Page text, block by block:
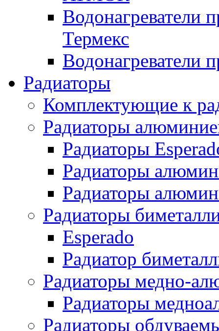
Водонагреватели
Термекс
Водонагреватели
Радиаторы
Комплектующие к
Радиаторы
Радиаторы
Радиаторы
Радиаторы
Радиаторы
Esperado
Радиатор
Радиаторы медно-
Радиаторы
Радиаторы